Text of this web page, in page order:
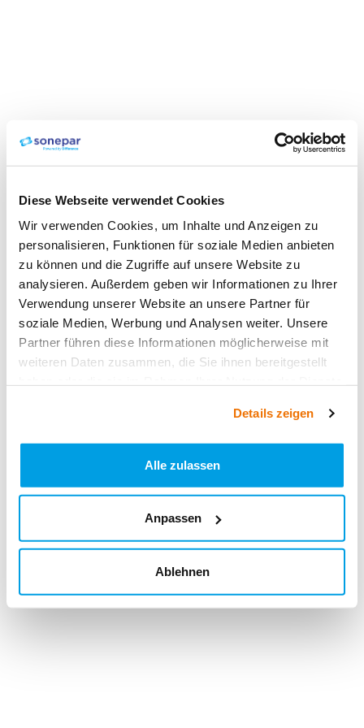
Diese Webseite verwendet Cookies
Wir verwenden Cookies, um Inhalte und Anzeigen zu
personalisieren, Funktionen für soziale Medien anbieten
zu können und die Zugriffe auf unsere Website zu
analysieren. Außerdem geben wir Informationen zu Ihrer
Verwendung unserer Website an unsere Partner für
soziale Medien, Werbung und Analysen weiter. Unsere
Partner führen diese Informationen möglicherweise mit
weiteren Daten zusammen, die Sie ihnen bereitgestellt
Details zeigen
Alle zulassen
Anpassen
Ablehnen